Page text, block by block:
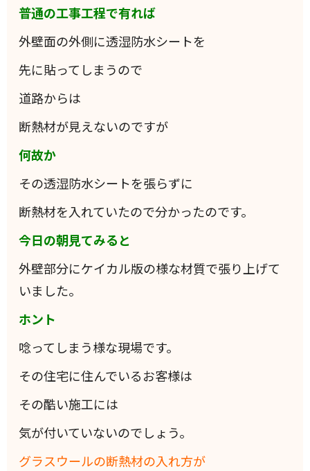
普通の工事工程で有れば
外壁面の外側に透湿防水シートを
先に貼ってしまうので
道路からは
断熱材が見えないのですが
何故か
その透湿防水シートを張らずに
断熱材を入れていたので分かったのです。
今日の朝見てみると
外壁部分にケイカル版の様な材質で張り上げて
いました。
ホント
唸ってしまう様な現場です。
その住宅に住んでいるお客様は
その酷い施工には
気が付いていないのでしょう。
グラスウールの断熱材の入れ方が